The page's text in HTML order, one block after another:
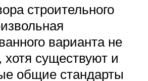
строительного
варианта не
хотя существуют и
общие стандарты